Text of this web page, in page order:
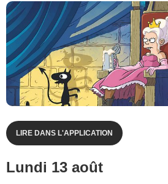
LIRE DANS L'APPLICATION
Lundi 13 août